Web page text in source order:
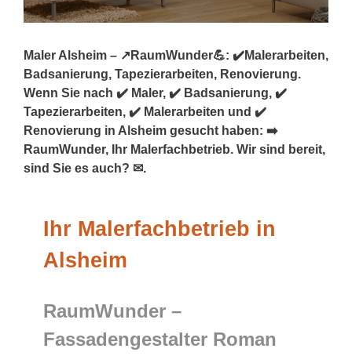
Maler Alsheim – ↗️RaumWunder💪: ✔️Malerarbeiten,
Badsanierung, Tapezierarbeiten, Renovierung.
Wenn Sie nach ✔️ Maler, ✔️ Badsanierung, ✔️
Tapezierarbeiten, ✔️ Malerarbeiten und ✔️
Renovierung in Alsheim gesucht haben: ➡️
RaumWunder, Ihr Malerfachbetrieb. Wir sind bereit,
sind Sie es auch? ✉.
Ihr Malerfachbetrieb in
Alsheim
RaumWunder –
Fassadengestalter Roman